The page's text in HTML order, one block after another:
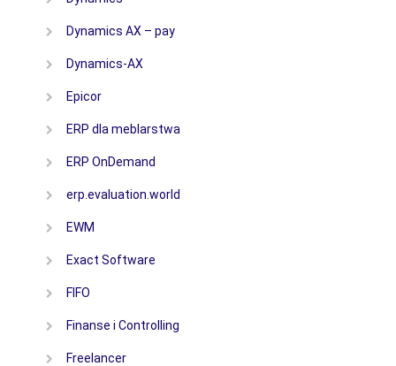
Dynamics AX – pay
Dynamics-AX
Epicor
ERP dla meblarstwa
ERP OnDemand
erp.evaluation.world
EWM
Exact Software
FIFO
Finanse i Controlling
Freelancer